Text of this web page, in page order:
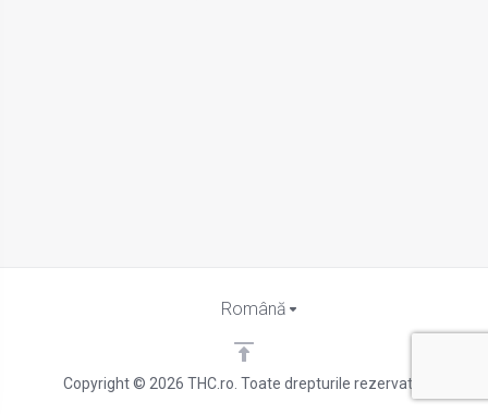
Copyright © 2026 THC.ro. Toate drepturile rezervate.
Română